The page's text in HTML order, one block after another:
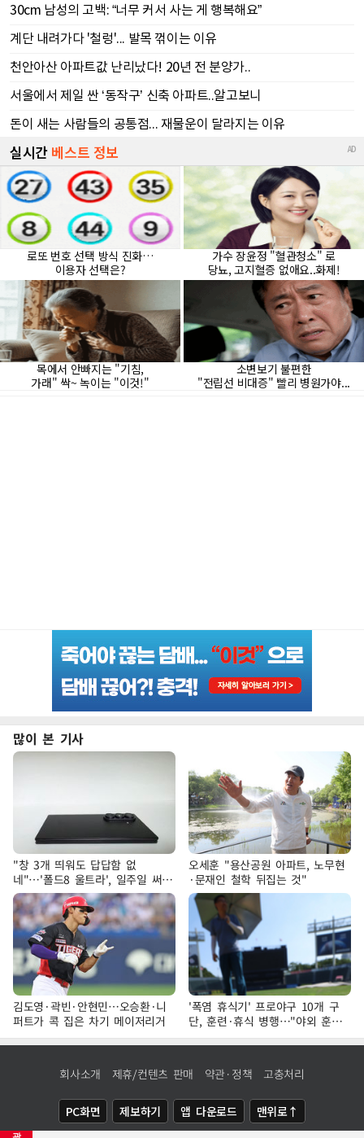
많이 본 기사
"창 3개 띄워도 답답함 없
네"…'폴드8 울트라', 일주일 써보
니
오세훈 "용산공원 아파트, 노무현
·문재인 철학 뒤집는 것"
김도영·곽빈·안현민…오승환·니
퍼트가 콕 집은 차기 메이저리거
'폭염 휴식기' 프로야구 10개 구
단, 훈련·휴식 병행…"야외 훈련
해도 안전 최우선"
회사소개 제휴/컨텐츠 판매 약관·정책 고충처리
PC화면 제보하기 앱 다운로드 맨위로↑